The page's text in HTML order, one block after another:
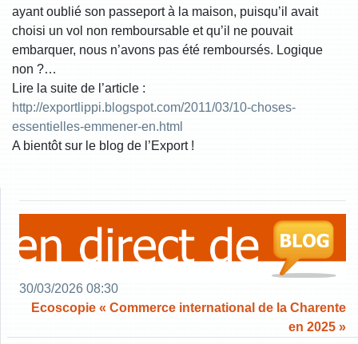
ayant oublié son passeport à la maison, puisqu’il avait
choisi un vol non remboursable et qu’il ne pouvait
embarquer, nous n’avons pas été remboursés. Logique
non ?…
Lire la suite de l’article :
http://exportlippi.blogspot.com/2011/03/10-choses-
essentielles-emmener-en.html
A bientôt sur le blog de l’Export !
30/03/2026 08:30
Ecoscopie « Commerce international de la Charente
en 2025 »